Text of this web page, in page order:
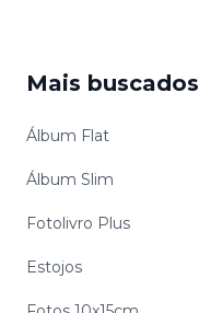
Mais buscados
Álbum Flat
Álbum Slim
Fotolivro Plus
Estojos